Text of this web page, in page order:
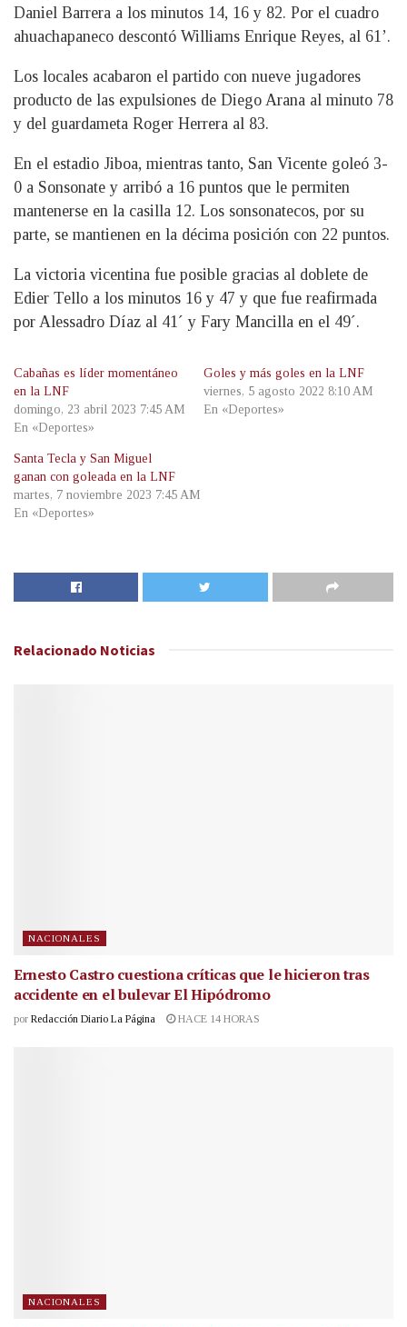
Daniel Barrera a los minutos 14, 16 y 82. Por el cuadro
ahuachapaneco descontó Williams Enrique Reyes, al 61’.
Los locales acabaron el partido con nueve jugadores
producto de las expulsiones de Diego Arana al minuto 78
y del guardameta Roger Herrera al 83.
En el estadio Jiboa, mientras tanto, San Vicente goleó 3-
0 a Sonsonate y arribó a 16 puntos que le permiten
mantenerse en la casilla 12. Los sonsonatecos, por su
parte, se mantienen en la décima posición con 22 puntos.
La victoria vicentina fue posible gracias al doblete de
Edier Tello a los minutos 16 y 47 y que fue reafirmada
por Alessadro Díaz al 41´ y Fary Mancilla en el 49´.
Cabañas es líder momentáneo
en la LNF
domingo, 23 abril 2023 7:45 AM
En «Deportes»
Goles y más goles en la LNF
viernes, 5 agosto 2022 8:10 AM
En «Deportes»
Santa Tecla y San Miguel
ganan con goleada en la LNF
martes, 7 noviembre 2023 7:45 AM
En «Deportes»
Relacionado Noticias
NACIONALES
Ernesto Castro cuestiona críticas que le hicieron tras
accidente en el bulevar El Hipódromo
por Redacción Diario La Página HACE 14 HORAS
NACIONALES